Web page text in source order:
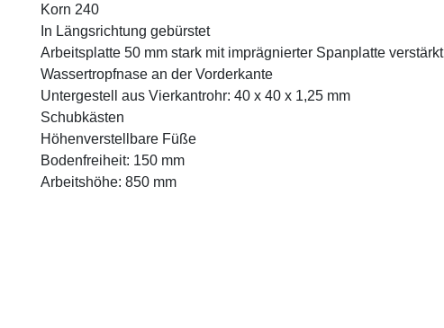
Korn 240
In Längsrichtung gebürstet
Arbeitsplatte 50 mm stark mit imprägnierter Spanplatte verstärkt
Wassertropfnase an der Vorderkante
Untergestell aus Vierkantrohr: 40 x 40 x 1,25 mm
Schubkästen
Höhenverstellbare Füße
Bodenfreiheit: 150 mm
Arbeitshöhe: 850 mm